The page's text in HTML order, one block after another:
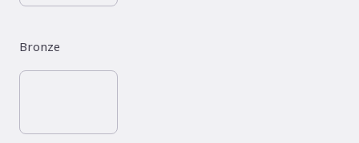
Bronze